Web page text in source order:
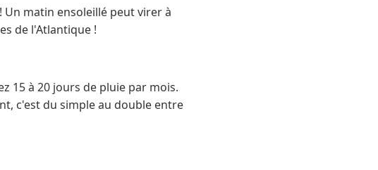
matin ensoleillé peut virer à
de l'Atlantique !
15 à 20 jours de pluie par mois.
c'est du simple au double entre